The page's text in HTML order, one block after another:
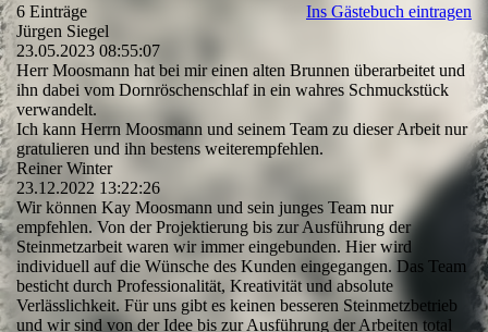
6 Einträge
Ins Gästebuch eintragen
Jürgen Siegel
23.05.2023 08:55:07
Herr Moosmann hat bei mir einen alten Brunnen überarbeitet und
ihn dabei vom Dornröschenschlaf in ein wahres Schmuckstück
verwandelt.
Ich kann Herrn Moosmann und seinem Team zu dieser Arbeit nur
gratulieren und ihn bestens weiterempfehlen.
Reiner Winter
23.12.2022 13:22:26
Wir können Kay Moosmann und sein junges Team nur
empfehlen. Von der Projektierung bis zur Ausführung der
Steinmetzarbeit waren wir immer eingebunden. Hier wird
individuell auf die Wünsche des Kunden eingegangen. Das Team
besticht durch Professionalität, Kreativität und absolute
Verlässlichkeit. Für uns gibt es keinen besseren Steinmetzbetrieb
und wir sind von der Idee bis zur Ausführung der Arbeiten total